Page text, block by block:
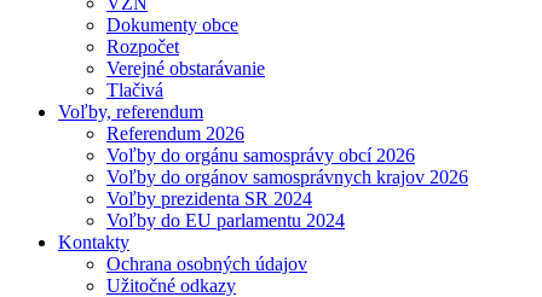
Dokumenty obce
Rozpočet
Verejné obstarávanie
Tlačivá
Voľby, referendum
Referendum 2026
Voľby do orgánu samosprávy obcí 2026
Voľby do orgánov samosprávnych krajov 2026
Voľby prezidenta SR 2024
Voľby do EU parlamentu 2024
Kontakty
Ochrana osobných údajov
Užitočné odkazy